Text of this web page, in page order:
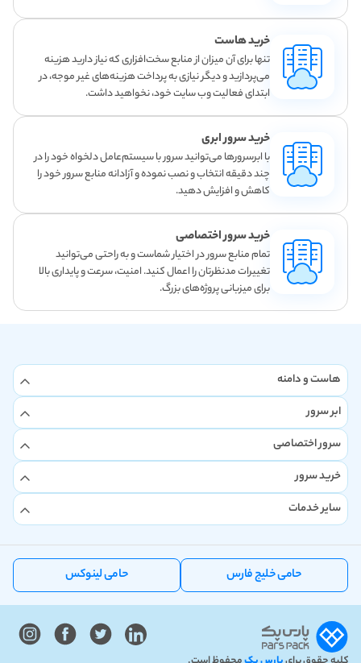
خرید هاست
تنها برای آن میزان از منابع سخت‌افزاری که نیاز دارید هزینه
می‌پردازید و دیگر نیازی به پرداخت هزینه‌های غیر موجه، در
ابتدای فعالیت وب سایت خود، نخواهید داشت.
خرید سرور ابری
با ابرسرورها می‌توانید سرور با سیستم‌عامل دلخواه خود را در
چند دقیقه انتخاب و نصب نموده و آزادانه منابع سرور خود را
کاهش و افزایش دهید.
خرید سرور اختصاصی
تمام منابع سرور در اختیار شماست و به راحتی می‌توانید
تغییرات مدنظرتان را اعمال کنید. امنیت، سرعت و پایداری بالا
برای میزبانی پروژه‌های بزرگ.
هاست و دامنه
ابر سرور
سرور اختصاصی
خرید سرور
سایر خدمات
حامی خلیج فارس حامی لینوکس